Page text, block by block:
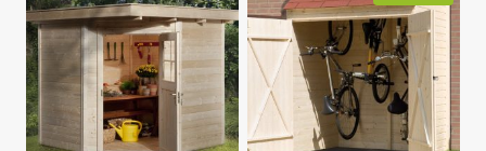
A
változatok
termékoldalon
választhatók
a
ki